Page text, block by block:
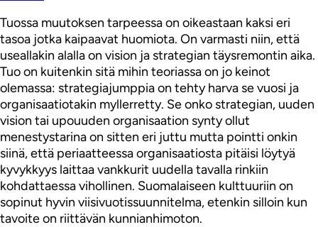
Tuossa muutoksen tarpeessa on oikeastaan kaksi eri
tasoa jotka kaipaavat huomiota. On varmasti niin, että
useallakin alalla on vision ja strategian täysremontin aika.
Tuo on kuitenkin sitä mihin teoriassa on jo keinot
olemassa: strategiajumppia on tehty harva se vuosi ja
organisaatiotakin myllerretty. Se onko strategian, uuden
vision tai upouuden organisaation synty ollut
menestystarina on sitten eri juttu mutta pointti onkin
siinä, että periaatteessa organisaatiosta pitäisi löytyä
kyvykkyys laittaa vankkurit uudella tavalla rinkiin
kohdattaessa vihollinen. Suomalaiseen kulttuuriin on
sopinut hyvin viisivuotissuunnitelma, etenkin silloin kun
tavoite on riittävän kunnianhimoton.